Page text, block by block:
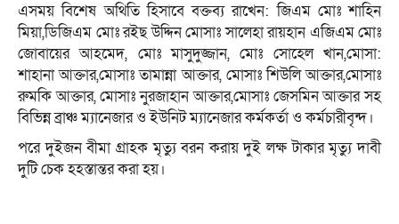
এসময় বিশেষ অথিতি হিসাবে বক্তব্য রাখেন: জিএম মোঃ শাহিন
মিয়া,ডিজিএম মোঃ রইছ উদ্দিন মোসাঃ সালেহা রায়হান এজিএম মোঃ
জোবায়ের আহমেদ, মোঃ মাসুদুজ্জান, মোঃ সোহেল খান,মোসা:
শাহানা আক্তার,মোসাঃ তামান্না আক্তার, মোসাঃ শিউলি আক্তার,মোসাঃ
রুমকি আক্তার, মোসাঃ নুরজাহান আক্তার,মোসাঃ জেসমিন আক্তার সহ
বিভিন্ন ব্রাঞ্চ ম্যানেজার ও ইউনিট ম্যানেজার কর্মকর্তা ও কর্মচারীবৃন্দ।
পরে দুইজন বীমা গ্রাহক মৃত্যু বরন করায় দুই লক্ষ টাকার মৃত্যু দাবী
দুটি চেক হহস্তান্তর করা হয়।